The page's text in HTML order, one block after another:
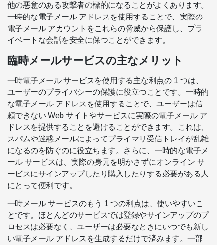
他の悪意のある攻撃者の標的になることがよくあります。
一時的な電子メール アドレスを使用することで、実際の
電子メール アカウントをこれらの脅威から保護し、プラ
イベートな会話を安全に保つことができます。
臨時メールサービスの主なメリット
一時電子メール サービスを使用する主な利点の 1 つは、
ユーザーのプライバシーの保護に役立つことです。一時的
な電子メール アドレスを使用することで、ユーザーは信
頼できない Web サイトやサービスに実際の電子メール ア
ドレスを提供することを避けることができます。これは、
スパムや迷惑メールによってプライマリ受信トレイが乱雑
になるのを防ぐのに役立ちます。さらに、一時的な電子メ
ール サービスは、実際の身元を明かさずにオンライン サ
ービスにサインアップしたり購入したりする必要がある人
にとって便利です。
一時メール サービスのもう 1 つの利点は、使いやすいこ
とです。ほとんどのサービスでは登録やサインアップのプ
ロセスは必要なく、ユーザーは必要なときにいつでも新し
い電子メール アドレスを生成するだけで済みます。一部